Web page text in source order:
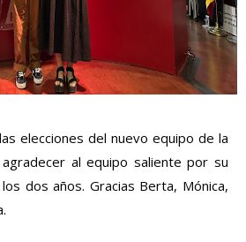
elecciones del nuevo equipo de la
agradecer al equipo saliente por su
dos años. Gracias Berta, Mónica,